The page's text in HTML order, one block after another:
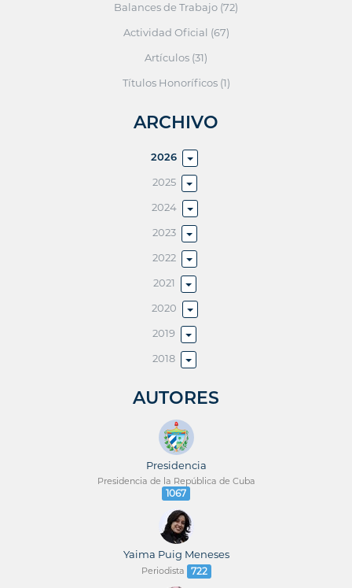
Balances de Trabajo (72)
Actividad Oficial (67)
Artículos (31)
Títulos Honoríficos (1)
ARCHIVO
2026
2025
2024
2023
2022
2021
2020
2019
2018
AUTORES
Presidencia
Presidencia de la República de Cuba
1067
Yaima Puig Meneses
Periodista 722